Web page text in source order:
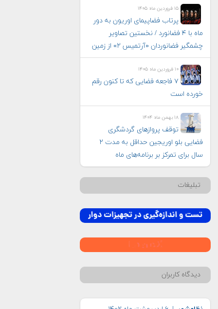
۱۵ فروردین ماه ۱۴۰۵
پرتاب فضاپیمای اوریون به دور
ماه با ۴ فضانورد / نخستین تصاویر
چشمگیر فضانوردان «آرتمیس ۲» از زمین
۱۰ فروردین ماه ۱۴۰۵
۷ فاجعه فضایی که تا کنون رقم
خورده است
۱۸ بهمن ماه ۱۴۰۴
توقف پروازهای گردشگری
فضایی بلو اوریجین حداقل به مدت ۲
سال برای تمرکز بر برنامه‌های ماه
تبلیغات
دیدگاه کاربران